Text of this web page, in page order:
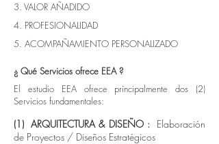
3. VALOR AÑADIDO
4. PROFESIONALIDAD
5. ACOMPAÑAMIENTO PERSONALIZADO
¿ Qué Servicios ofrece EEA ?
​​​​​El estudio EEA ofrece principalmente dos (2)
Servicios fundamentales:
(1) ARQUITECTURA & DISEÑO : Elaboración
de Proyectos / Diseños Estratégicos